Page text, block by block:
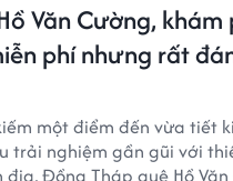
Văn Cường, khám
phí nhưng rất
một điểm đến vừa tiết
trải nghiệm gần gũi với